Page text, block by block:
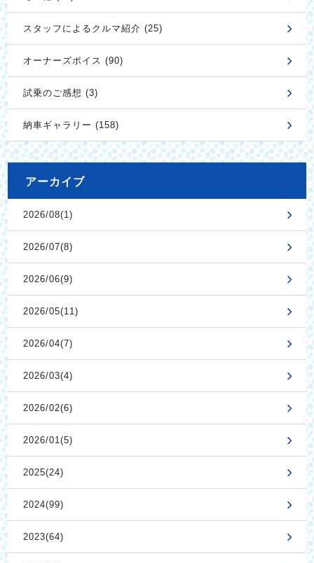
スタッフによるクルマ紹介 (25)
オーナーズボイス (90)
試乗のご感想 (3)
納車ギャラリー (158)
アーカイブ
2026/08(1)
2026/07(8)
2026/06(9)
2026/05(11)
2026/04(7)
2026/03(4)
2026/02(6)
2026/01(5)
2025(24)
2024(99)
2023(64)